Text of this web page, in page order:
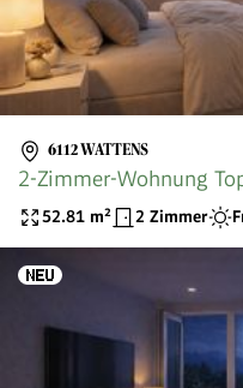
6112 WATTENS
2-Zimmer-Wohnung
52.81 m² 2 Zimmer